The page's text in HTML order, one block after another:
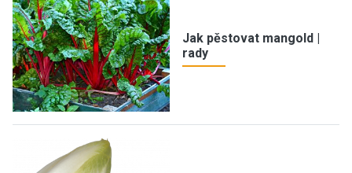
Jak pěstovat mangold |
rady